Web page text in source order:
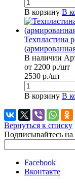
В корзину В
Техпластина
В наличии
от 2200 р./шт
2530 р./шт
В корзину В
Вернуться к списку
Подписывайтесь
Facebook
Вконтакте